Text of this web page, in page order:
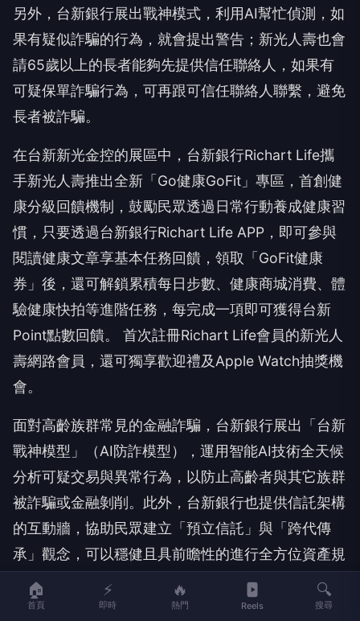
另外，台新銀行展出戰神模式，利用AI幫忙偵測，如
果有疑似詐騙的行為，就會提出警告；新光人壽也會
請65歲以上的長者能夠先提供信任聯絡人，如果有
可疑保單詐騙行為，可再跟可信任聯絡人聯繫，避免
長者被詐騙。
在台新新光金控的展區中，台新銀行Richart Life攜
手新光人壽推出全新「Go健康GoFit」專區，首創健
康分級回饋機制，鼓勵民眾透過日常行動養成健康習
慣，只要透過台新銀行Richart Life APP，即可參與
閱讀健康文章享基本任務回饋，領取「GoFit健康
券」後，還可解鎖累積每日步數、健康商城消費、體
驗健康快拍等進階任務，每完成一項即可獲得台新
Point點數回饋。 首次註冊Richart Life會員的新光人
壽網路會員，還可獨享歡迎禮及Apple Watch抽獎機
會。
面對高齡族群常見的金融詐騙，台新銀行展出「台新
戰神模型」（AI防詐模型），運用智能AI技術全天候
分析可疑交易與異常行為，以防止高齡者與其它族群
被詐騙或金融剝削。此外，台新銀行也提供信託架構
的互動牆，協助民眾建立「預立信託」與「跨代傳
承」觀念，可以穩健且具前瞻性的進行全方位資產規
劃。
🏠
首頁
⚡
即時
🔥
熱門 Reels
🔍
搜尋